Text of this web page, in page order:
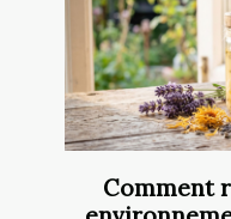
Comment